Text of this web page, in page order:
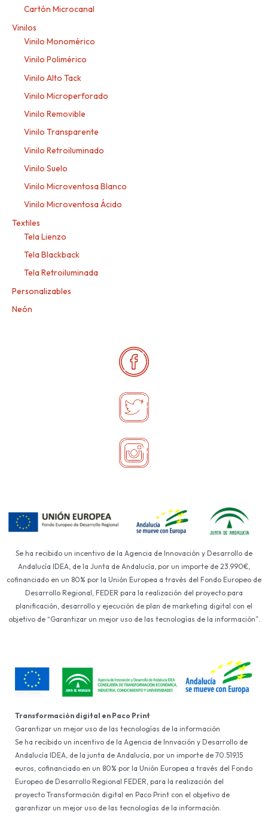
Cartón Microcanal
Vinilos
Vinilo Monomérico
Vinilo Polimérico
Vinilo Alto Tack
Vinilo Microperforado
Vinilo Removible
Vinilo Transparente
Vinilo Retroiluminado
Vinilo Suelo
Vinilo Microventosa Blanco
Vinilo Microventosa Ácido
Textiles
Tela Lienzo
Tela Blackback
Tela Retroiluminada
Personalizables
Neón
Se ha recibido un incentivo de la Agencia de Innovación y Desarrollo de
Andalucía IDEA, de la Junta de Andalucía, por un importe de 23.990€,
cofinanciado en un 80% por la Unión Europea a través del Fondo Europeo de
Desarrollo Regional, FEDER para la realización del proyecto para
planificación, desarrollo y ejecución de plan de marketing digital con el
objetivo de “Garantizar un mejor uso de las tecnologías de la información”.
Transformación digital en Paco Print
Garantizar un mejor uso de las tecnologías de la información
Se ha recibido un incentivo de la Agencia de Innvación y Desarrollo de
Andalucía IDEA, de la junta de Andalucía, por un importe de 70.519,15
euros, cofinanciado en un 80% por la Unión Europea a través del Fondo
Europeo de Desarrollo Regional FEDER, para la realización del
proyecto Transformación digital en Paco Print con el objetivo de
garantizar un mejor uso de las tecnologías de la información.